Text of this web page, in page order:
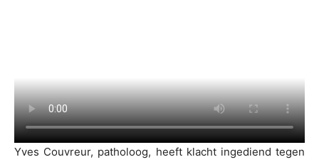
Yves Couvreur, patholoog, heeft klacht ingediend tegen